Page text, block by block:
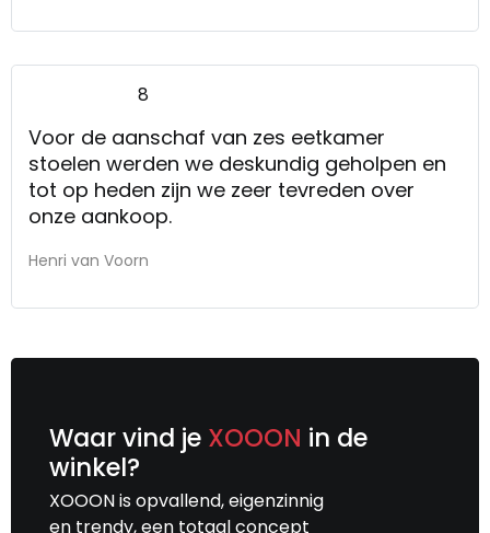
8
Voor de aanschaf van zes eetkamer
stoelen werden we deskundig geholpen en
tot op heden zijn we zeer tevreden over
onze aankoop.
Henri van Voorn
Waar vind je XOOON in de
winkel?
XOOON is opvallend, eigenzinnig
en trendy, een totaal concept